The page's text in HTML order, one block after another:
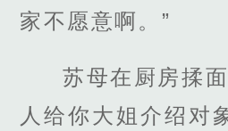
家不愿意啊。”
苏母在厨房揉
人给你大姐介绍对